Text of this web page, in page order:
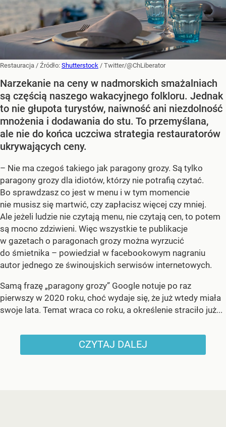
Restauracja / Źródło: Shutterstock / Twitter/@ChLiberator
Narzekanie na ceny w nadmorskich smażalniach
są częścią naszego wakacyjnego folkloru. Jednak
to nie głupota turystów, naiwność ani niezdolność
mnożenia i dodawania do stu. To przemyślana,
ale nie do końca uczciwa strategia restauratorów
ukrywających ceny.
– Nie ma czegoś takiego jak paragony grozy. Są tylko
paragony grozy dla idiotów, którzy nie potrafią czytać.
Bo sprawdzasz co jest w menu i w tym momencie
nie musisz się martwić, czy zapłacisz więcej czy mniej.
Ale jeżeli ludzie nie czytają menu, nie czytają cen, to potem
są mocno zdziwieni. Więc wszystkie te publikacje
w gazetach o paragonach grozy można wyrzucić
do śmietnika – powiedział w facebookowym nagraniu
autor jednego ze świnoujskich serwisów internetowych.
Samą frazę „paragony grozy” Google notuje po raz
pierwszy w 2020 roku, choć wydaje się, że już wtedy miała
swoje lata. Temat wraca co roku, a określenie straciło już...
CZYTAJ DALEJ